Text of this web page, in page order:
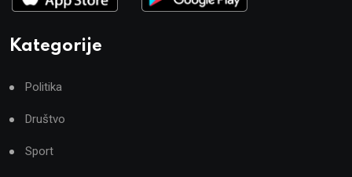
Kategorije
Politika
Društvo
Sport